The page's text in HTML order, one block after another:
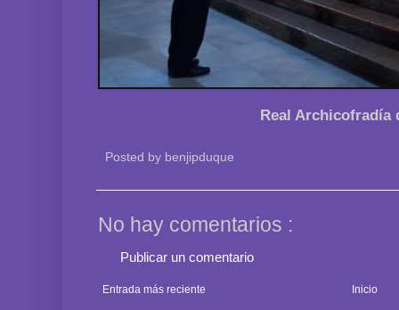
Real Archicofradía
Posted by benjipduque
No hay comentarios :
Publicar un comentario
Entrada más reciente Inicio